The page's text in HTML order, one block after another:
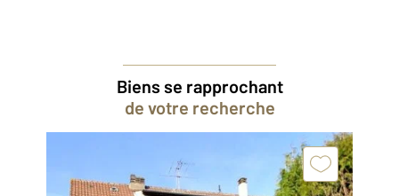
Biens se rapprochant
de votre recherche